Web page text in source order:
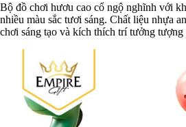
Bộ đồ chơi hươu cao cổ ngộ nghĩnh với
nhiều màu sắc tươi sáng. Chất liệu nhựa
chơi sáng tạo và kích thích trí tưởng tượng